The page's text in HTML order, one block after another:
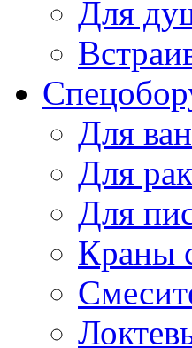
Для
Для
Для
Для
Краны